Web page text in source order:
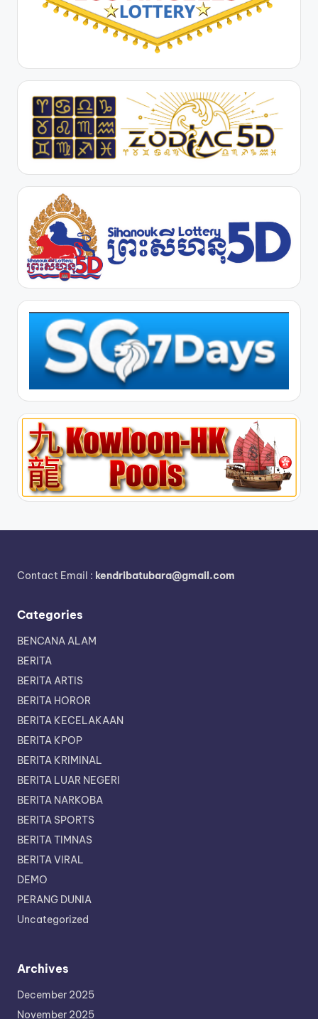
Contact Email : kendribatubara@gmail.com
Categories
BENCANA ALAM
BERITA
BERITA ARTIS
BERITA HOROR
BERITA KECELAKAAN
BERITA KPOP
BERITA KRIMINAL
BERITA LUAR NEGERI
BERITA NARKOBA
BERITA SPORTS
BERITA TIMNAS
BERITA VIRAL
DEMO
PERANG DUNIA
Uncategorized
Archives
December 2025
November 2025